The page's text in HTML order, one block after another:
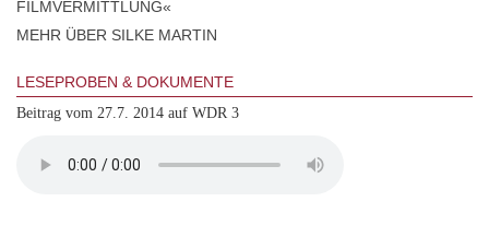
FILMVERMITTLUNG«
MEHR ÜBER SILKE MARTIN
LESEPROBEN & DOKUMENTE
Beitrag vom 27.7. 2014 auf WDR 3